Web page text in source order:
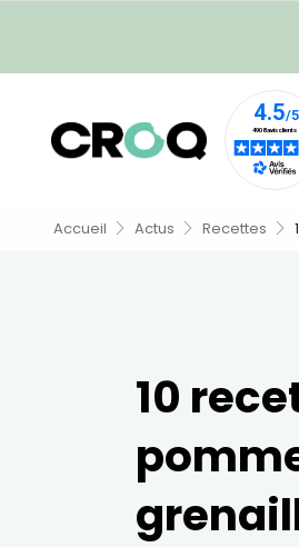
Accueil Actus Recettes
10